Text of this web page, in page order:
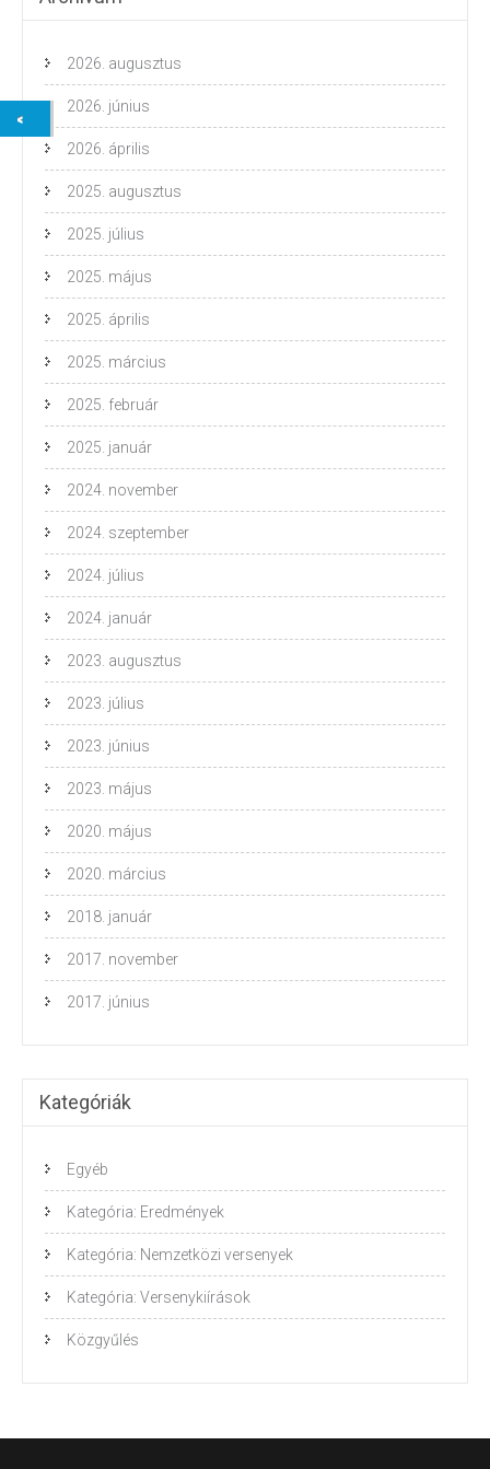
2026. augusztus
2026. június
2026. április
2025. augusztus
2025. július
2025. május
2025. április
2025. március
2025. február
2025. január
2024. november
2024. szeptember
2024. július
2024. január
2023. augusztus
2023. július
2023. június
2023. május
2020. május
2020. március
2018. január
2017. november
2017. június
Kategóriák
Egyéb
Kategória: Eredmények
Kategória: Nemzetközi versenyek
Kategória: Versenykiírások
Közgyűlés